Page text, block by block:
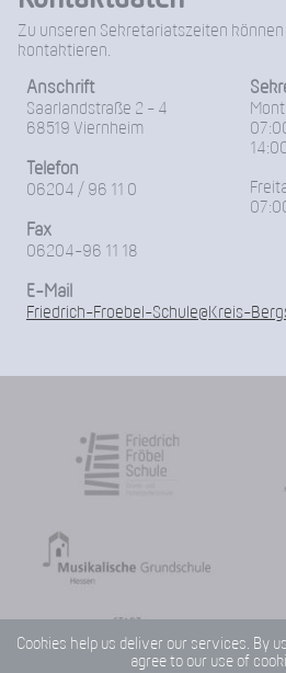
Zu unseren Sekretariatszeiten
kontaktieren.
Anschrift
Saarlandstraße 2 - 4
68519 Viernheim
Telefon
06204 / 96 11 0
Fax
06204-96 11 18
E-Mail
Friedrich-Froebel-Schule@Kreis-
Cookies help us deliver our services. By
agree to our use of